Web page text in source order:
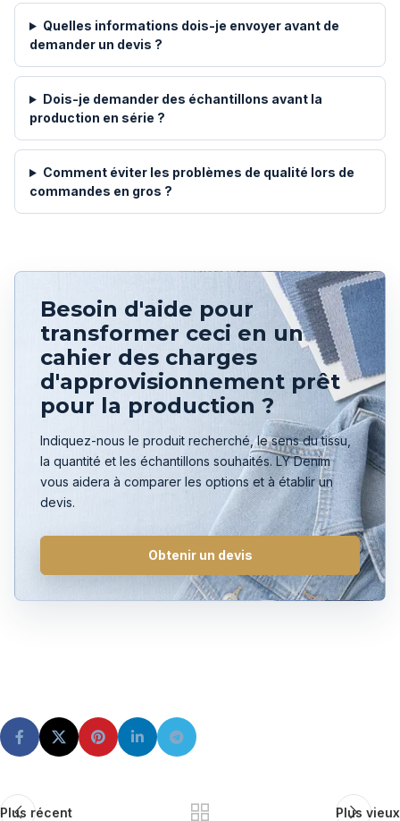
Quelles informations dois-je envoyer avant de
demander un devis ?
Dois-je demander des échantillons avant la
production en série ?
Comment éviter les problèmes de qualité lors de
commandes en gros ?
Besoin d'aide pour
transformer ceci en un
cahier des charges
d'approvisionnement prêt
pour la production ?
Indiquez-nous le produit recherché, le sens du tissu,
la quantité et les échantillons souhaités. LY Denim
vous aidera à comparer les options et à établir un
devis.
Obtenir un devis
Plus récent Plus vieux